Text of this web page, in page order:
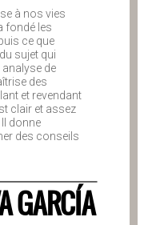
à nos vies
fondé les
ce que
sujet qui
de
des
et revendant
clair et assez
donne
des conseils
GARCÍA